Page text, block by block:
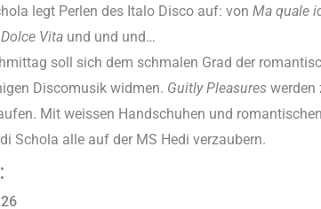
legt Perlen des Italo Disco auf: von Ma quale
Dolce Vita und und und…
soll sich dem schmalen Grad der
Discomusik widmen. Guitly Pleasures werden
Mit weissen Handschuhen und
Schola alle auf der MS Hedi verzaubern.